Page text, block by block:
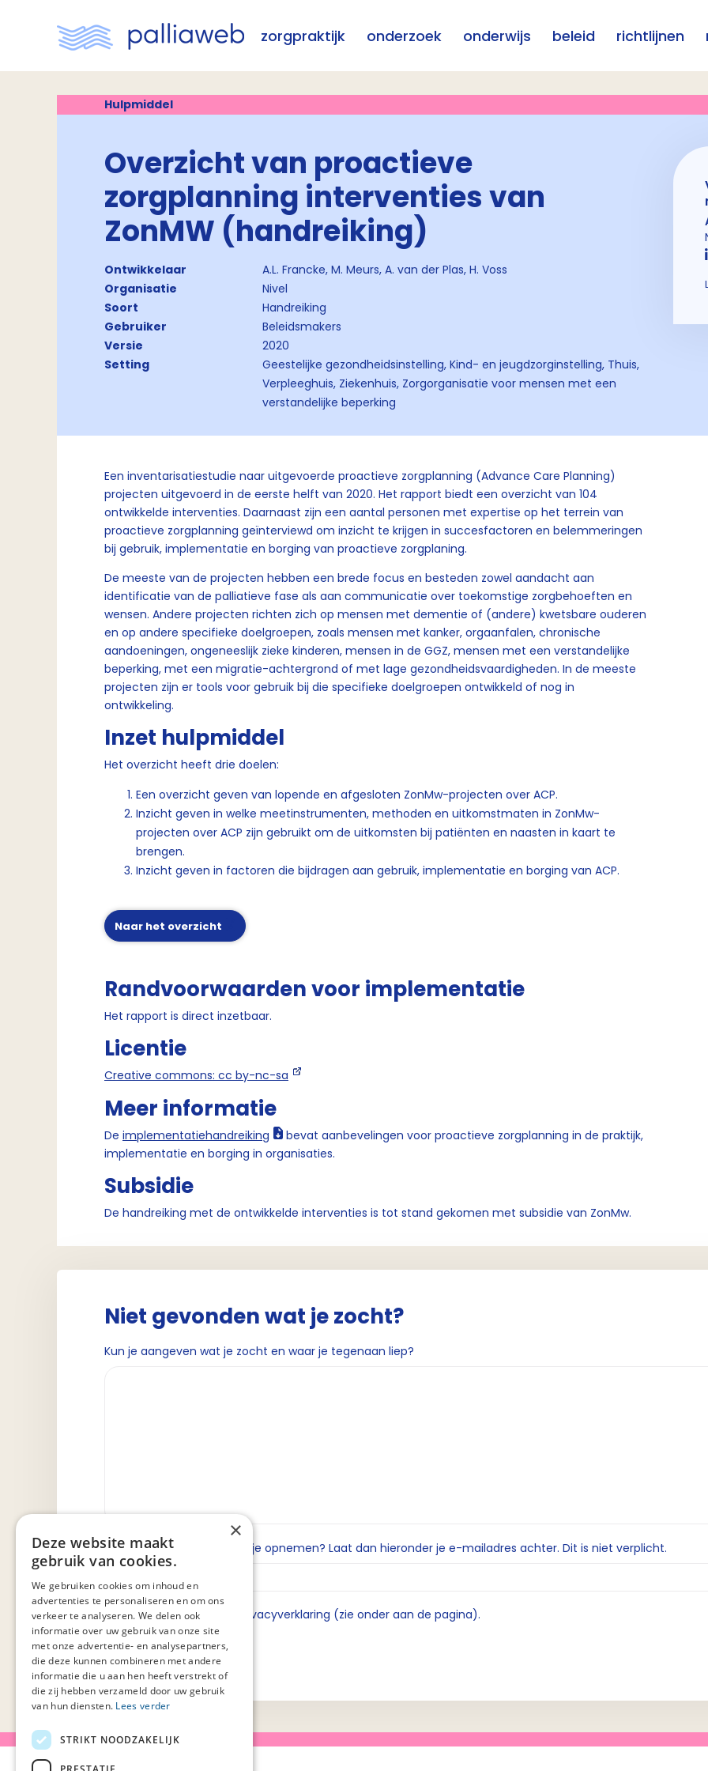
zorgpraktijk onderzoek onderwijs beleid richtlijnen
Hulpmiddel
Overzicht van proactieve
zorgplanning interventies van
ZonMW (handreiking)
Ontwikkelaar
A.L. Francke, M. Meurs, A. van der Plas, H. Voss
Organisatie
Nivel
Soort
Handreiking
Gebruiker
Beleidsmakers
Versie
2020
Setting
Geestelijke gezondheidsinstelling, Kind- en jeugdzorginstelling, Thuis,
Verpleeghuis, Ziekenhuis, Zorgorganisatie voor mensen met een
verstandelijke beperking
Een inventarisatiestudie naar uitgevoerde proactieve zorgplanning (Advance Care Planning)
projecten uitgevoerd in de eerste helft van 2020. Het rapport biedt een overzicht van 104
ontwikkelde interventies. Daarnaast zijn een aantal personen met expertise op het terrein van
proactieve zorgplanning geïnterviewd om inzicht te krijgen in succesfactoren en belemmeringen
bij gebruik, implementatie en borging van proactieve zorgplaning.
De meeste van de projecten hebben een brede focus en besteden zowel aandacht aan
identificatie van de palliatieve fase als aan communicatie over toekomstige zorgbehoeften en
wensen. Andere projecten richten zich op mensen met dementie of (andere) kwetsbare ouderen
en op andere specifieke doelgroepen, zoals mensen met kanker, orgaanfalen, chronische
aandoeningen, ongeneeslijk zieke kinderen, mensen in de GGZ, mensen met een verstandelijke
beperking, met een migratie-achtergrond of met lage gezondheidsvaardigheden. In de meeste
projecten zijn er tools voor gebruik bij die specifieke doelgroepen ontwikkeld of nog in
ontwikkeling.
Inzet hulpmiddel
Het overzicht heeft drie doelen:
Een overzicht geven van lopende en afgesloten ZonMw-projecten over ACP.
Inzicht geven in welke meetinstrumenten, methoden en uitkomstmaten in ZonMw-
projecten over ACP zijn gebruikt om de uitkomsten bij patiënten en naasten in kaart te
brengen.
Inzicht geven in factoren die bijdragen aan gebruik, implementatie en borging van ACP.
Naar het overzicht
Randvoorwaarden voor implementatie
Het rapport is direct inzetbaar.
Licentie
Creative commons: cc by-nc-sa
Meer informatie
De implementatiehandreiking
bevat aanbevelingen voor proactieve zorgplanning in de praktijk,
implementatie en borging in organisaties.
Subsidie
De handreiking met de ontwikkelde interventies is tot stand gekomen met subsidie van ZonMw.
Niet gevonden wat je zocht?
Kun je aangeven wat je zocht en waar je tegenaan liep?
Wil je dat we contact met je opnemen? Laat dan hieronder je e-mailadres achter. Dit is niet verplicht.
Ik ga akkoord met de privacyverklaring (zie onder aan de pagina).
×
Deze website maakt
gebruik van cookies.
We gebruiken cookies om inhoud en
advertenties te personaliseren en om ons
verkeer te analyseren. We delen ook
informatie over uw gebruik van onze site
met onze advertentie- en analysepartners,
die deze kunnen combineren met andere
informatie die u aan hen heeft verstrekt of
die zij hebben verzameld door uw gebruik
van hun diensten. Lees verder
STRIKT NOODZAKELIJK